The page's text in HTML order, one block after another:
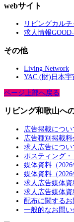
webサイト
リビングカル
求人情報
その他
Living Network
YAC (財)日本宇
ページ上部へ戻る
リビング和歌山へ
広告掲載につい
広告種別掲載
求人広告につい
ポスティング
媒体資料（2026
媒体資料（2026
求人広告媒体資
求人広告媒体資
配布に関する
一般的なお問